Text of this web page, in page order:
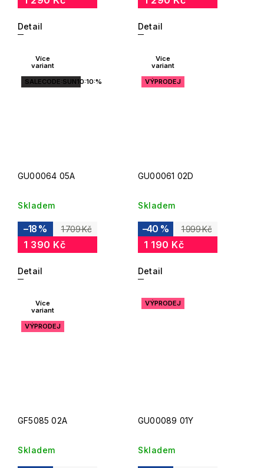
Detail Detail
Více
variant
SALECODE:SUN10:10:%
GU00064 05A
Skladem
1 709 Kč
–18 %
1 390 Kč
Detail
Více
variant
VÝPRODEJ
GU00061 02D
Skladem
1 999 Kč
–40 %
1 190 Kč
Detail
Více
variant
VÝPRODEJ
GF5085 02A
Skladem
VÝPRODEJ
GU00089 01Y
Skladem